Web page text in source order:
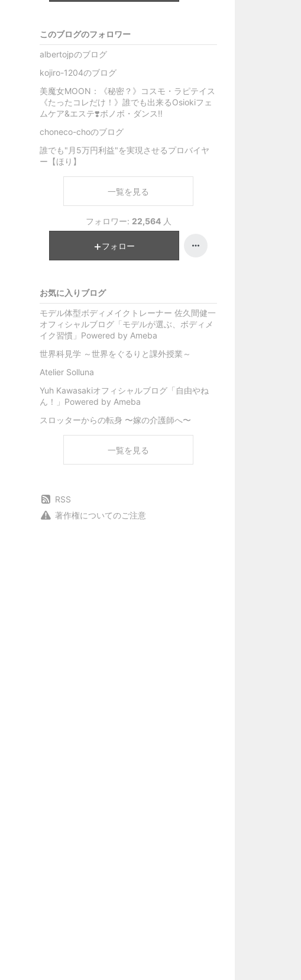
このブログのフォロワー
albertojpのブログ
kojiro-1204のブログ
美魔女MOON：《秘密？》コスモ・ラピテイス
《たったコレだけ！》誰でも出来るOsiokiフェ
ムケア&エステ❣️ボノボ・ダンス‼️
choneco-choのブログ
誰でも"月5万円利益"を実現させるプロバイヤ
ー【ほり】
一覧を見る
フォロワー: 22,564 人
フォロー
お気に入りブログ
モデル体型ボディメイクトレーナー 佐久間健一
オフィシャルブログ「モデルが選ぶ、ボディメ
イク習慣」Powered by Ameba
世界科見学 ～世界をぐるりと課外授業～
Atelier Solluna
Yuh Kawasakiオフィシャルブログ「自由やね
ん！」Powered by Ameba
スロッターからの転身 〜嫁の介護師へ〜
一覧を見る
RSS
著作権についてのご注意